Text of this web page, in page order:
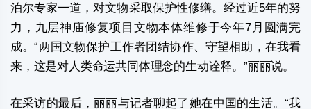
泊尔专家一道，对文物采取保护性修缮。经过近5年的努
力，九层神庙修复项目文物本体维修于今年7月圆满完
成。“两国文物保护工作者团结协作、守望相助，在我看
来，这是对人类命运共同体理念的生动诠释。”丽丽说。
在采访的最后，丽丽与记者聊起了她在中国的生活。“我